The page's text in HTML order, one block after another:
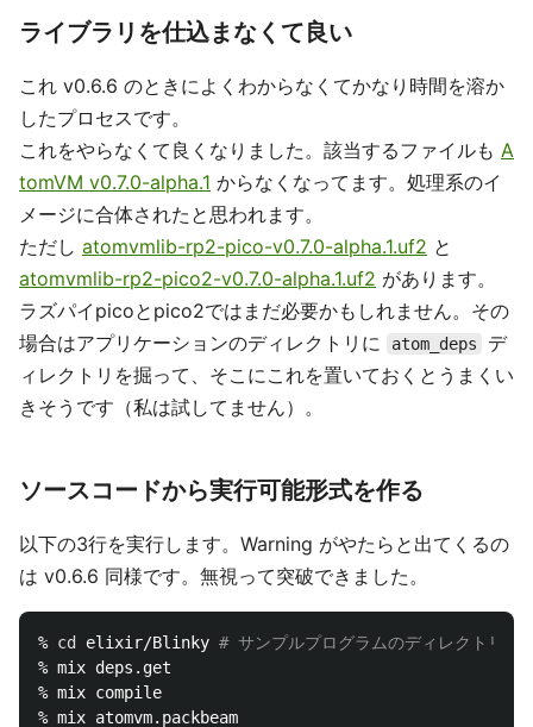
ライブラリを仕込まなくて良い
これ v0.6.6 のときによくわからなくてかなり時間を溶か
したプロセスです。
これをやらなくて良くなりました。該当するファイルも A
tomVM v0.7.0-alpha.1 からなくなってます。処理系のイ
メージに合体されたと思われます。
ただし atomvmlib-rp2-pico-v0.7.0-alpha.1.uf2 と
atomvmlib-rp2-pico2-v0.7.0-alpha.1.uf2 があります。
ラズパイpicoとpico2ではまだ必要かもしれません。その
場合はアプリケーションのディレクトリに
atom_deps
デ
ィレクトリを掘って、そこにこれを置いておくとうまくい
きそうです（私は試してません）。
ソースコードから実行可能形式を作る
以下の3行を実行します。Warning がやたらと出てくるの
は v0.6.6 同様です。無視って突破できました。
% cd elixir/Blinky # サンプルプログラムのディレクトリに
% mix deps.get
% mix compile